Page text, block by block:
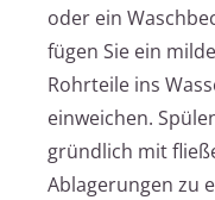
oder ein
fügen Sie ein
Rohrteile ins
einweichen.
gründlich mit
Ablagerungen zu